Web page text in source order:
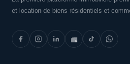
et location de biens résidentiels et